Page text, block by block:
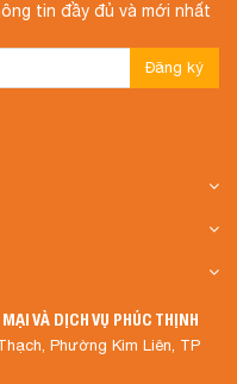
tin đầy đủ và mới nhất
Đăng ký
VÀ DỊCH VỤ PHÚC THỊNH
Phường Kim Liên, TP